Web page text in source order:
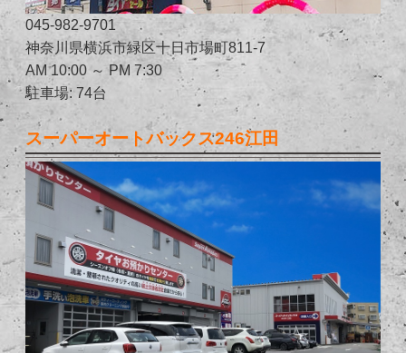
045-982-9701
神奈川県横浜市緑区十日市場町811-7
AM 10:00 ～ PM 7:30
駐車場: 74台
スーパーオートバックス246江田